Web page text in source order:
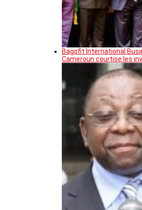
Bagofit International
Cameroun courtise les